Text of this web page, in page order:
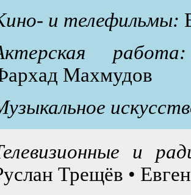
и телефильмы:
работа:
Махмудов
и
Трещёв •